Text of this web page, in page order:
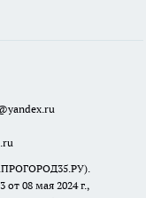
08 мая 2024 г.,